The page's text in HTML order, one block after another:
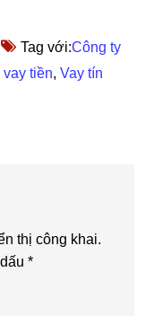
Tag với:Công ty
tiền,Vay tín
thị công khai.
dấu*